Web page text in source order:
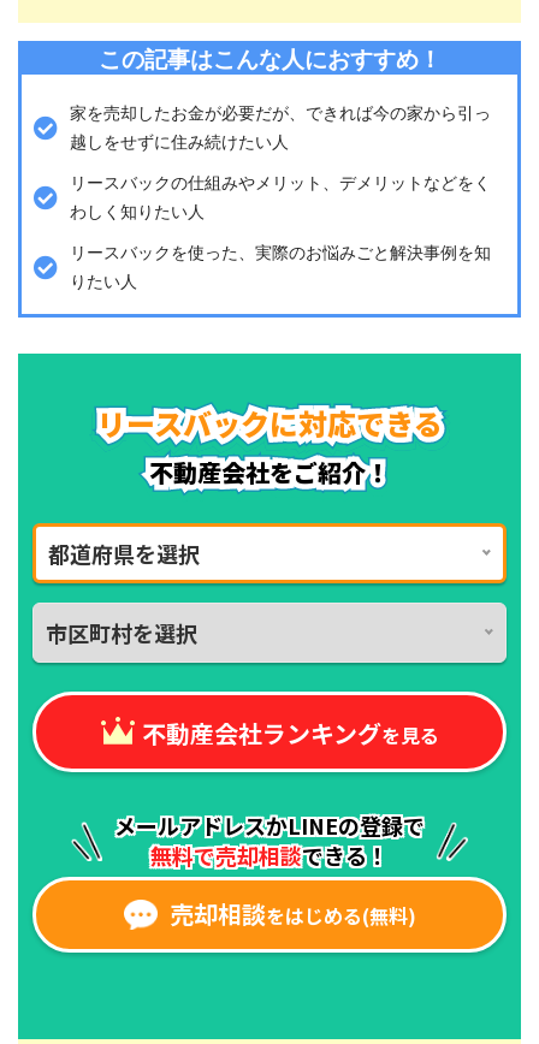
この記事はこんな人におすすめ！
家を売却したお金が必要だが、できれば今の家から引っ
越しをせずに住み続けたい人
リースバックの仕組みやメリット、デメリットなどをく
わしく知りたい人
リースバックを使った、実際のお悩みごと解決事例を知
りたい人